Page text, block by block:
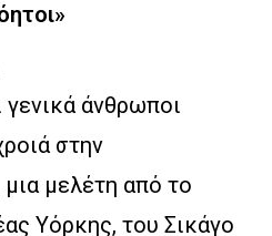
γενικά άνθρωποι
στην
μελέτη από το
Υόρκης, του Σικάγο